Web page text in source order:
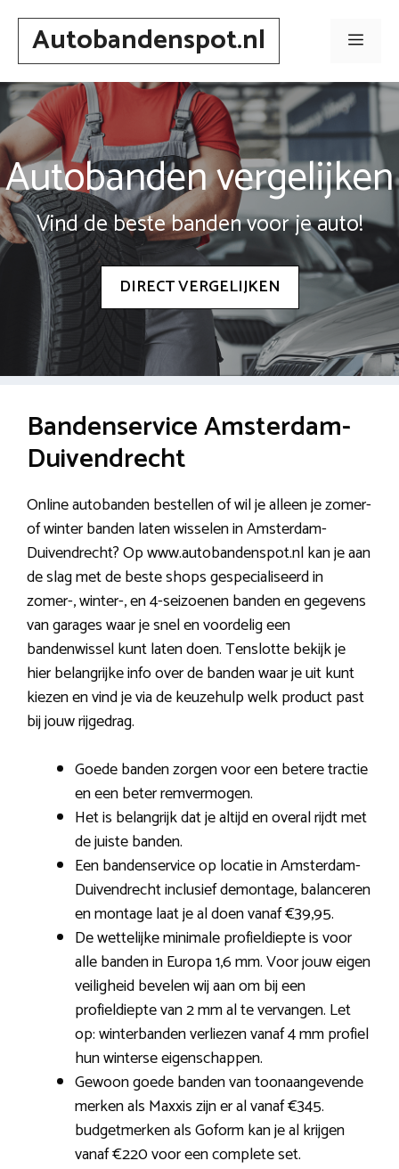
Spring
inhoudAutobandenspot.nl Menu
Autobanden vergelijken
Vind de beste banden voor je auto!
DIRECT VERGELIJKEN
Bandenservice Amsterdam-
Duivendrecht
Online autobanden bestellen of wil je alleen je zomer-
of winter banden laten wisselen in Amsterdam-
Duivendrecht? Op www.autobandenspot.nl kan je aan
de slag met de beste shops gespecialiseerd in
zomer-, winter-, en 4-seizoenen banden en gegevens
van garages waar je snel en voordelig een
bandenwissel kunt laten doen. Tenslotte bekijk je
hier belangrijke info over de banden waar je uit kunt
kiezen en vind je via de keuzehulp welk product past
bij jouw rijgedrag.
Goede banden zorgen voor een betere tractie
en een beter remvermogen.
Het is belangrijk dat je altijd en overal rijdt met
de juiste banden.
Een bandenservice op locatie in Amsterdam-
Duivendrecht inclusief demontage, balanceren
en montage laat je al doen vanaf €39,95.
De wettelijke minimale profieldiepte is voor
alle banden in Europa 1,6 mm. Voor jouw eigen
veiligheid bevelen wij aan om bij een
profieldiepte van 2 mm al te vervangen. Let
op: winterbanden verliezen vanaf 4 mm profiel
hun winterse eigenschappen.
Gewoon goede banden van toonaangevende
merken als Maxxis zijn er al vanaf €345.
budgetmerken als Goform kan je al krijgen
vanaf €220 voor een complete set.